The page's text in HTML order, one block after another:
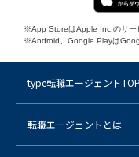
※App StoreはApple Inc.のサー
※Android、Google Playは
type転職エージェントTOP
転職エージェントとは